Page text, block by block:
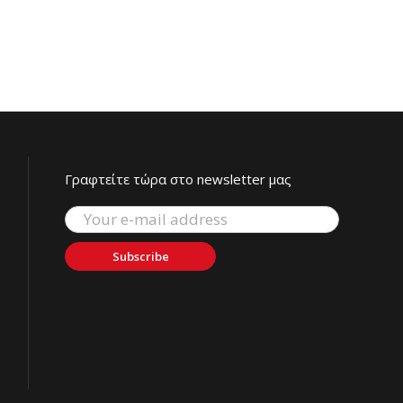
Γραφτείτε τώρα στο newsletter μας
Subscribe